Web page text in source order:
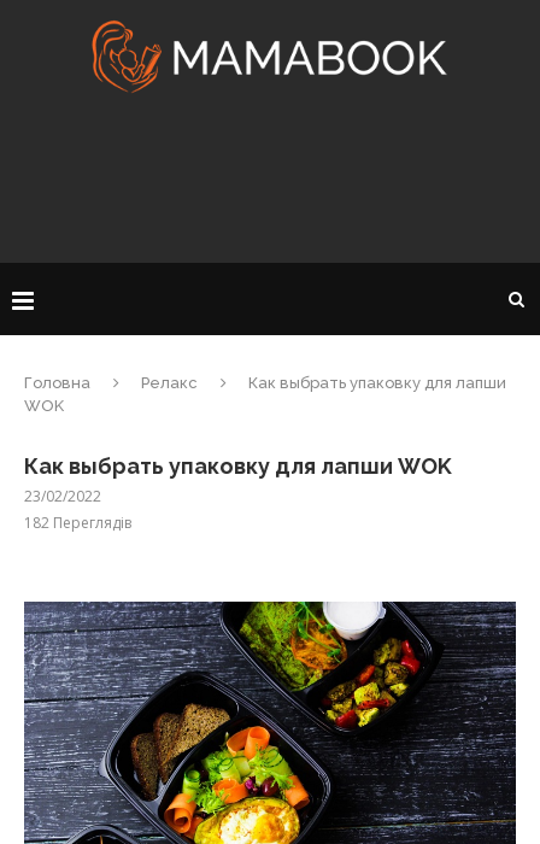
Головна Релакс
Как выбрать упаковку для лапши
WOK
Как выбрать упаковку для лапши WOK
23/02/2022
182 Переглядів